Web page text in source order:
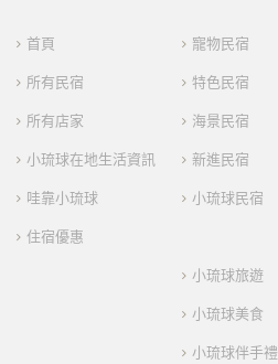
首頁
所有民宿
所有店家
小琉球在地生活資訊
哇靠小琉球
住宿優惠
寵物民宿
特色民宿
海景民宿
新進民宿
小琉球民宿
小琉球旅遊
小琉球美食
小琉球伴手禮